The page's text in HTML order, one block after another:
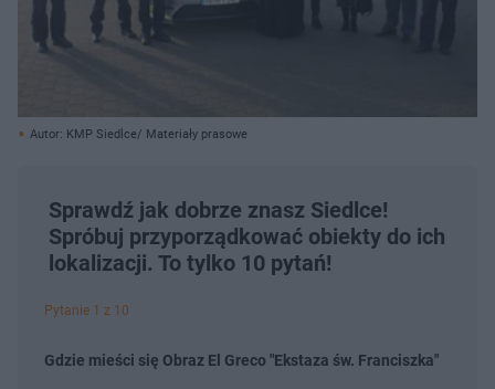
Autor: KMP Siedlce/ Materiały prasowe
Sprawdź jak dobrze znasz Siedlce!
Spróbuj przyporządkować obiekty do ich
lokalizacji. To tylko 10 pytań!
Pytanie 1 z 10
Gdzie mieści się Obraz El Greco "Ekstaza św. Franciszka"